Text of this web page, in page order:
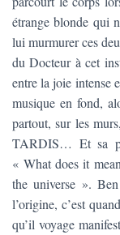
étrange blonde qui
lui murmurer ces
du Docteur à cet
entre la joie intense
musique en fond,
partout, sur les
TARDIS… Et sa
« What does it
the universe ».
l’origine, c’est
qu’il voyage